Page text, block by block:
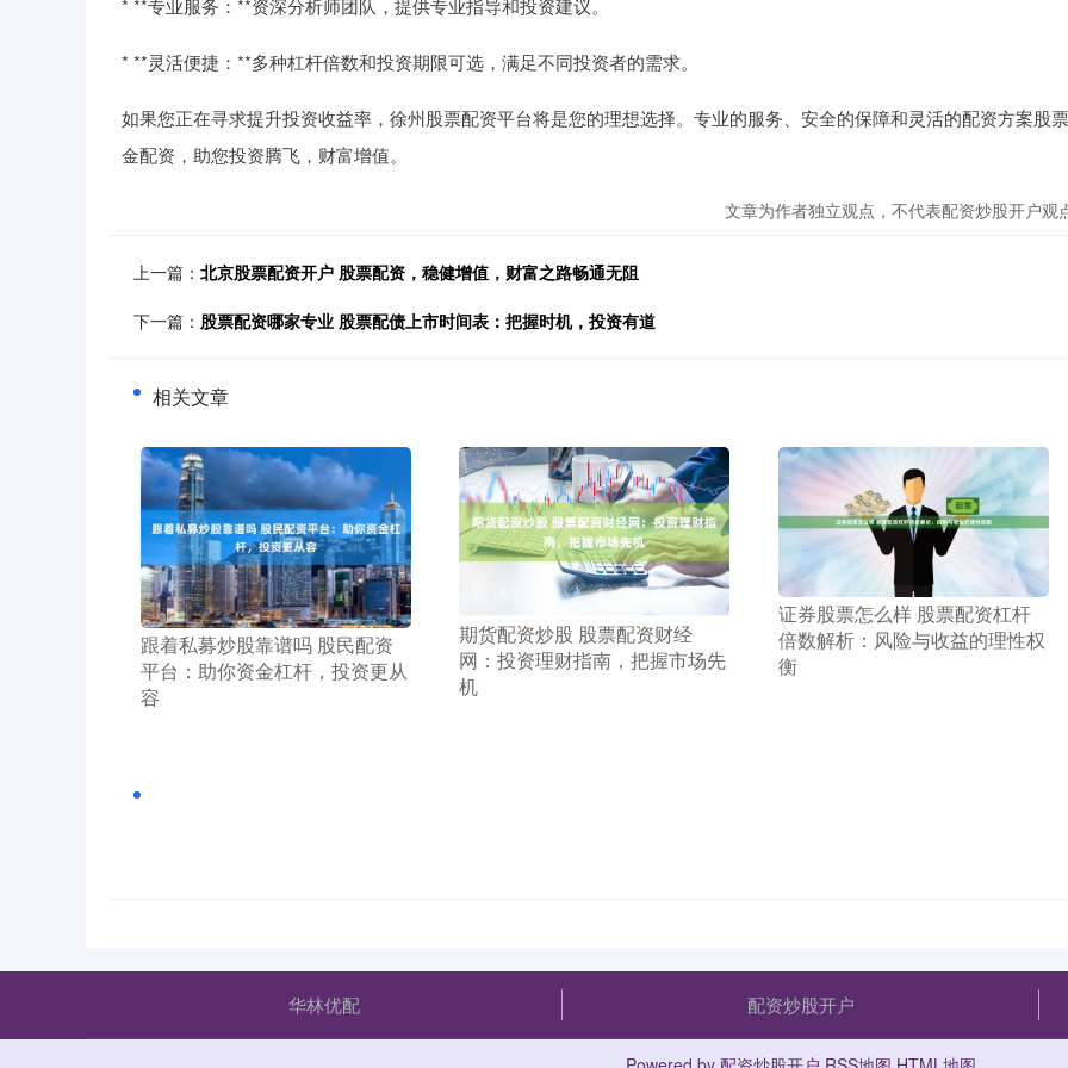
* **专业服务：**资深分析师团队，提供专业指导和投资建议。
* **灵活便捷：**多种杠杆倍数和投资期限可选，满足不同投资者的需求。
如果您正在寻求提升投资收益率，徐州股票配资平台将是您的理想选择。专业的服务、安全的保障和灵活的配资方案股
金配资，助您投资腾飞，财富增值。
文章为作者独立观点，不代表配资炒股开户观
上一篇： 北京股票配资开户 股票配资，稳健增值，财富之路畅通无阻
下一篇： 股票配资哪家专业 股票配债上市时间表：把握时机，投资有道
相关文章
​跟着私募炒股靠谱吗 股民配资
平台：助你资金杠杆，投资更从
容
​期货配资炒股 股票配资财经
网：投资理财指南，把握市场先
机
​证券股票怎么样 股票配资杠杆
倍数解析：风险与收益的理性权
衡
华林优配 配资炒股开户